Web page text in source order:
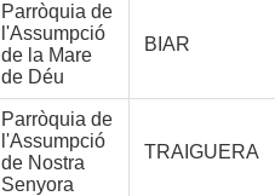
Parròquia de
l'Assumpció
de la Mare
de Déu
BIAR
Parròquia de
l'Assumpció
de Nostra
Senyora
TRAIGUERA